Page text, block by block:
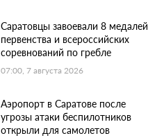
Саратовцы завоевали 8 медалей
первенства и всероссийских
соревнований по гребле
07:00, 7 августа 2026
Аэропорт в Саратове после
угрозы атаки беспилотников
открыли для самолетов